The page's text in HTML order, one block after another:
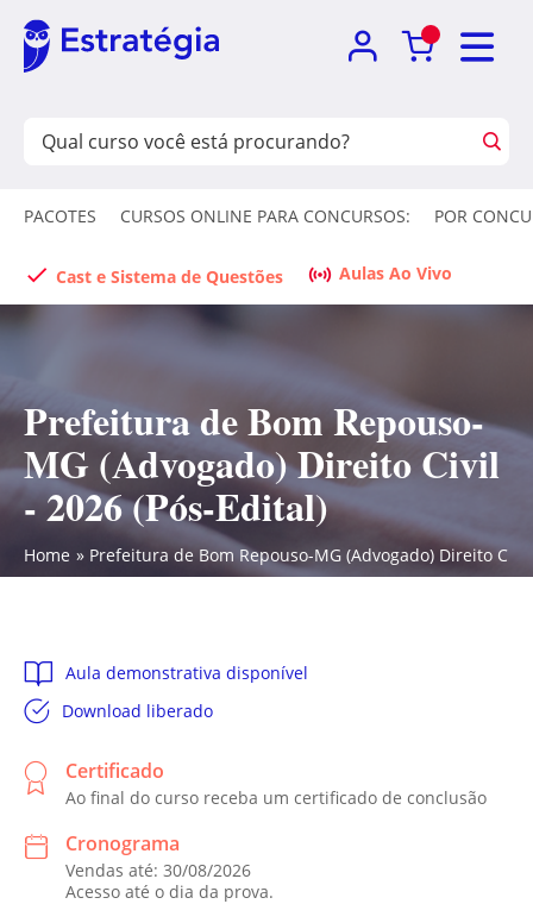
PACOTES CURSOS ONLINE PARA CONCURSOS: POR
Cast e Sistema de Questões Aulas Ao Vivo
Prefeitura de Bom Repouso-
MG (Advogado) Direito Civil
- 2026 (Pós-Edital)
Home Prefeitura de Bom Repouso-MG (Advogado) Direito
Aula demonstrativa disponível
Download liberado
Certificado
Ao final do curso receba um certificado de conclusão
Cronograma
Vendas até: 30/08/2026
Acesso até o dia da prova.